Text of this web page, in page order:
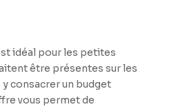
idéal pour les petites
être présentes sur les
y consacrer un budget
vous permet de